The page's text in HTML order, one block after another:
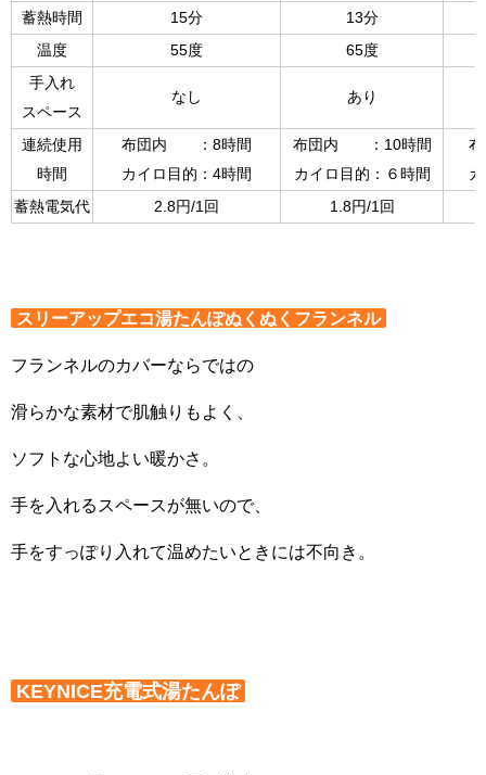
蓄熱時間
15分
13分
温度
55度
65度
手入れ
スペース
なし あり
連続使用
時間
布団内 ：8時間
カイロ目的：4時間
布団内 ：10時間
カイロ目的：６時間
蓄熱電気代
2.8円/1回 1.8円/1回
スリーアップエコ湯たんぽぬくぬくフランネル
フランネルのカバーならではの
滑らかな素材で肌触りもよく、
ソフトな心地よい暖かさ。
手を入れるスペースが無いので、
手をすっぽり入れて温めたいときには不向き。
KEYNICE充電式湯たんぽ